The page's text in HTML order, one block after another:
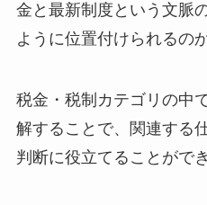
金と最新制度という文脈
ように位置付けられるの
税金・税制カテゴリの中
解することで、関連する
判断に役立てることがで